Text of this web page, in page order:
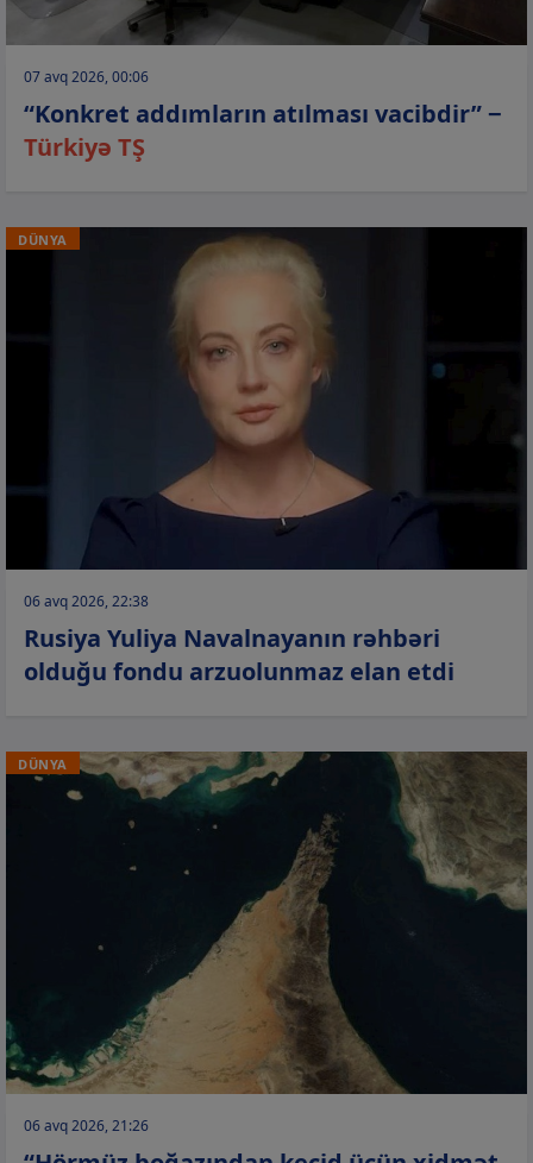
07 avq 2026, 00:06
“Konkret addımların atılması vacibdir” −
Türkiyə TŞ
DÜNYA
06 avq 2026, 22:38
Rusiya Yuliya Navalnayanın rəhbəri
olduğu fondu arzuolunmaz elan etdi
DÜNYA
06 avq 2026, 21:26